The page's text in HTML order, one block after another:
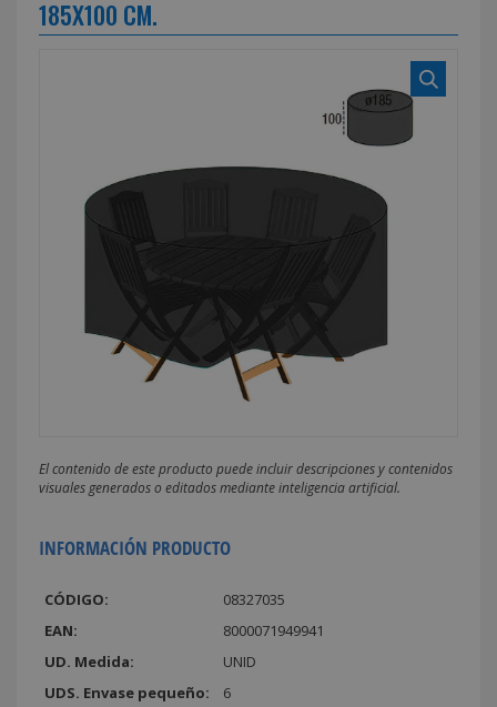
185X100 CM.
El contenido de este producto puede incluir descripciones y contenidos
visuales generados o editados mediante inteligencia artificial.
INFORMACIÓN PRODUCTO
CÓDIGO:
08327035
EAN:
8000071949941
UD. Medida:
UNID
UDS. Envase pequeño:
6